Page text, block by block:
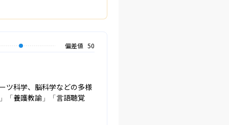
偏差値 50
ツ科学、脳科学などの多様
「養護教諭」「言語聴覚